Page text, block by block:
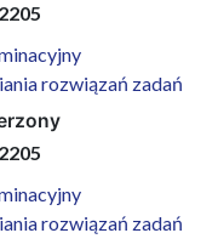
rozwiązań zadań
rozwiązań zadań